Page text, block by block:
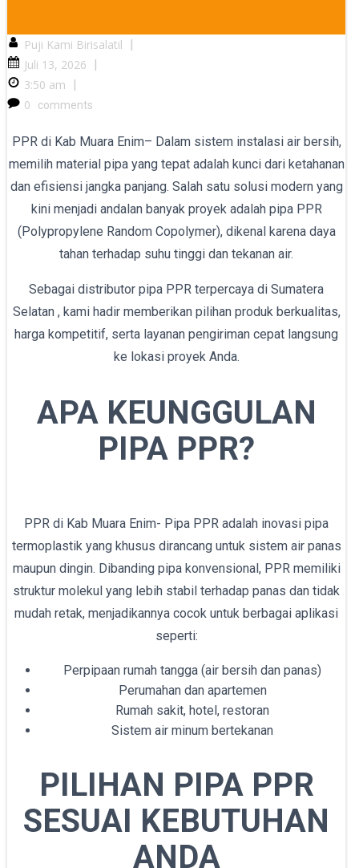
Puji Kami Birisalatil
|
Juli 13, 2026
|
3:50 am
|
0
comments
PPR di Kab Muara Enim– Dalam sistem instalasi air bersih,
memilih material pipa yang tepat adalah kunci dari ketahanan
dan efisiensi jangka panjang. Salah satu solusi modern yang
kini menjadi andalan banyak proyek adalah pipa PPR
(Polypropylene Random Copolymer), dikenal karena daya
tahan terhadap suhu tinggi dan tekanan air.
Sebagai distributor pipa PPR terpercaya di Sumatera
Selatan , kami hadir memberikan pilihan produk berkualitas,
harga kompetitif, serta layanan pengiriman cepat langsung
ke lokasi proyek Anda.
APA KEUNGGULAN
PIPA PPR?
PPR di Kab Muara Enim- Pipa PPR adalah inovasi pipa
termoplastik yang khusus dirancang untuk sistem air panas
maupun dingin. Dibanding pipa konvensional, PPR memiliki
struktur molekul yang lebih stabil terhadap panas dan tidak
mudah retak, menjadikannya cocok untuk berbagai aplikasi
seperti:
Perpipaan rumah tangga (air bersih dan panas)
Perumahan dan apartemen
Rumah sakit, hotel, restoran
Sistem air minum bertekanan
PILIHAN PIPA PPR
SESUAI KEBUTUHAN
ANDA